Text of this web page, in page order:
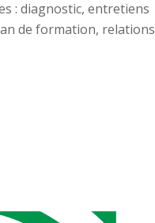
: diagnostic, entretiens
de formation, relations